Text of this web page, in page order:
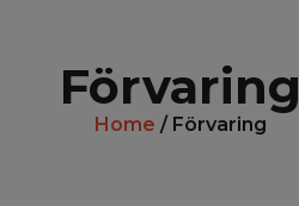
Förvaring
Home / Förvaring